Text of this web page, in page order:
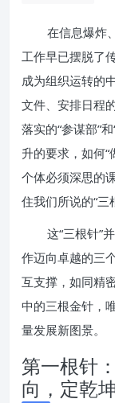
在信息爆炸
工作早已摆脱了
成为组织运转的
文件、安排日程
落实的“参谋部”
升的要求，如何
个体必须深思的
住我们所说的“三
这“三根针”
作迈向卓越的三
互支撑，如同精
中的三根金针，
量发展新图景。
第一根针
向，定乾